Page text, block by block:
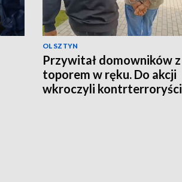
OLSZTYN
Przywitał domowników z
toporem w ręku. Do akcji
wkroczyli kontrterroryści